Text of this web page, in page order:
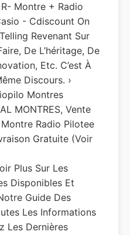
Montre + Radio
- Cdiscount On
Revenant Sur
De L’héritage, De
Etc. C’est À
Discours. ›
Montres
MONTRES, Vente
Radio Pilotee
Gratuite (voir
Plus Sur Les
Disponibles Et
Guide Des
Les Informations
Les Dernières